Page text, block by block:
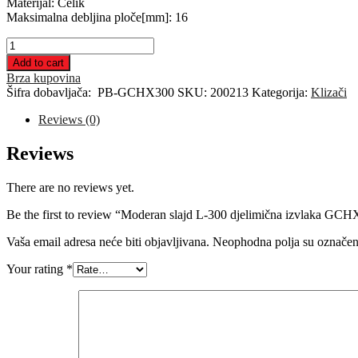
Maksimalna debljina ploče[mm]: 16
Moderan
slajd
L-
300
djelimična
izvlaka
GCHX
quantity
Add to cart
Brza kupovina
Šifra dobavljača: PB-GCHX300 SKU: 200213 Kategorija: Klizači
Reviews (0)
Reviews
There are no reviews yet.
Be the first to review “Moderan slajd L-300 djelimična izvlaka
Vaša email adresa neće biti objavljivana. Neophodna polja su
Your rating *